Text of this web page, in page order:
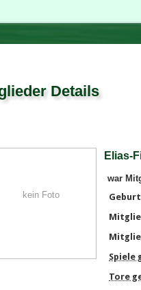
Details
kein Foto
Elias-
war
Spiele
Tore